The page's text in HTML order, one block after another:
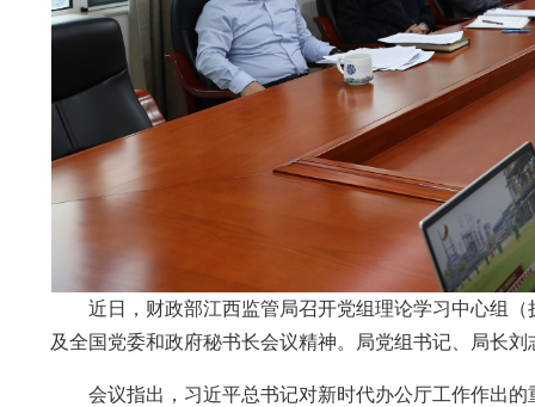
近日，财政部江西监管局召开党组理论学习中心组（
及全国党委和政府秘书长会议精神。局党组书记、局长
会议指出，习近平总书记对新时代办公厅工作作出的